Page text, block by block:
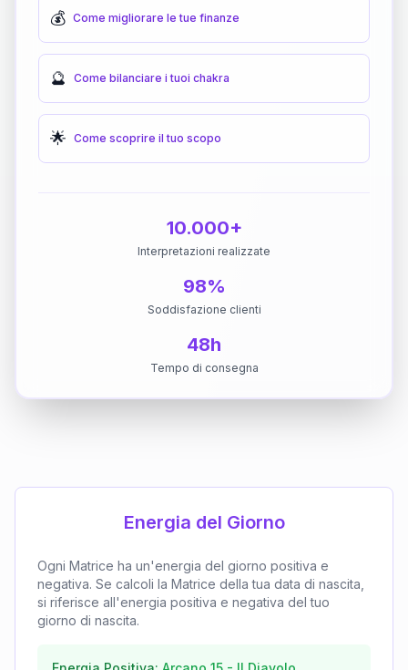
💰 Come migliorare le tue finanze
🔮 Come bilanciare i tuoi chakra
🌟 Come scoprire il tuo scopo
10.000+
Interpretazioni realizzate
98%
Soddisfazione clienti
48h
Tempo di consegna
Energia del Giorno
Ogni Matrice ha un'energia del giorno positiva e
negativa. Se calcoli la Matrice della tua data di nascita,
si riferisce all'energia positiva e negativa del tuo
giorno di nascita.